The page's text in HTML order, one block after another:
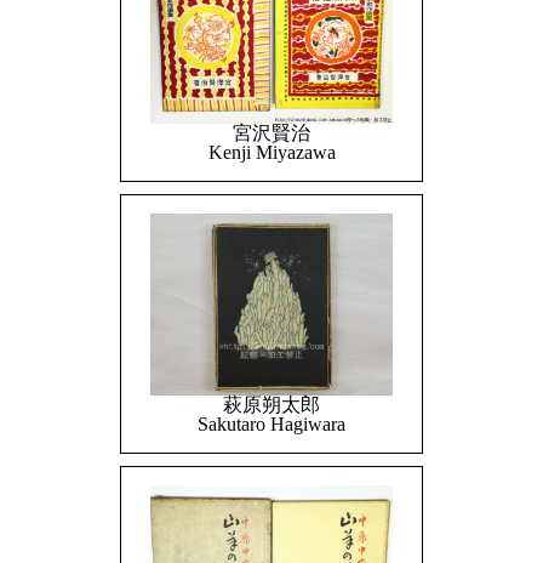
宮沢賢治
Kenji Miyazawa
萩原朔太郎
Sakutaro Hagiwara